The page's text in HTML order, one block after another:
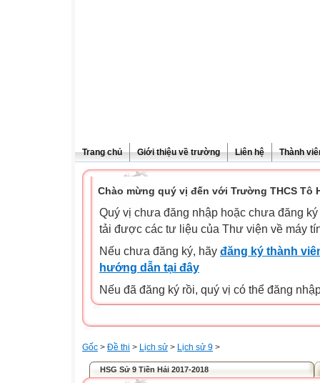
Trang chủ Giới thiệu về trường Liên hệ Thành
Chào mừng quý vị đến với Trường THCS Tô
Quý vị chưa đăng nhập hoặc chưa đăng
tải được các tư liệu của Thư viện về máy
Nếu chưa đăng ký, hãy đăng ký thành
hướng dẫn tại đây
Nếu đã đăng ký rồi, quý vị có thể đăng
Gốc > Đề thi > Lịch sử > Lịch sử 9 >
HSG Sử 9 Tiền Hải 2017-2018